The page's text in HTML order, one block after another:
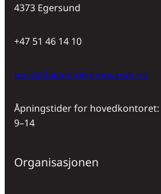
4373 Egersund
+47 51 46 14 10
post@dalanefolkemuseum.no
Åpningstider for
9–14
Organisasjonen